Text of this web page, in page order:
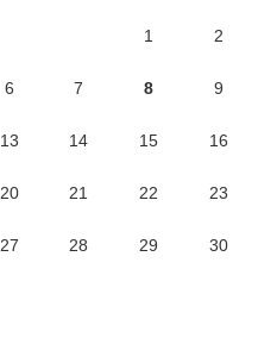
1 2
6 7 8 9
13 14 15 16
20 21 22 23
27 28 29 30